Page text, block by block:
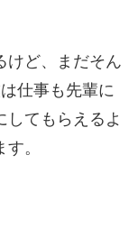
けど、まだそん
仕事も先輩に
してもらえるよ
。